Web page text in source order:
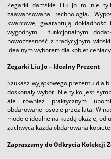
Zegarki damskie Liu Jo to nie
zaawansowana technologia.
kwarcowe, gwarantują
wygodnym i funkcjonalnym
nowoczesność z tradycyjnym
idealnym wyborem dla kobiet
Zegarki Liu Jo – Idealny Prezent
Szukasz wyjątkowego prezentu dla
doskonały wybór. Nie tylko jest
ale również praktycznym
obdarowanej osobie przez lata. W
modele idealne na każdą okazję, od
zachwycą każdą obdarowaną kobietę.
Zapraszamy do Odkrycia Kolekcji